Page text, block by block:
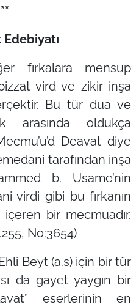
fırkalara mensup
vird ve zikir inşa
Bu tür dua ve
arasında oldukça
Deavat diye
tarafından inşa
b. Usame’nin
virdi gibi bu fırkanın
bir mecmuadır.
No:3654)
Beyt (a.s) için bir tür
da gayet yaygın bir
eserlerinin en